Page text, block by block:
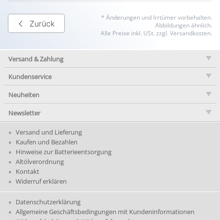
Zurück
* Änderungen und Irrtümer vorbehalten.
Abbildungen ähnlich.
Alle Preise inkl. USt. zzgl. Versandkosten.
Versand & Zahlung
Kundenservice
Neuheiten
Newsletter
Versand und Lieferung
Kaufen und Bezahlen
Hinweise zur Batterieentsorgung
Altölverordnung
Kontakt
Widerruf erklären
Datenschutzerklärung
Allgemeine Geschäftsbedingungen mit Kundeninformationen